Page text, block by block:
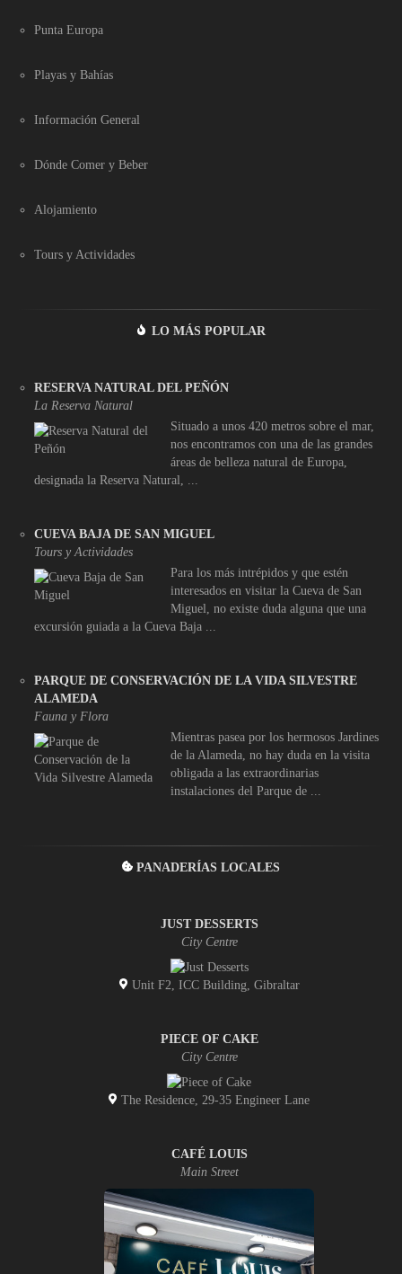
Punta Europa
Playas y Bahías
Información General
Dónde Comer y Beber
Alojamiento
Tours y Actividades
LO MÁS POPULAR
RESERVA NATURAL DEL PEÑÓN
La Reserva Natural
Situado a unos 420 metros sobre el mar,
nos encontramos con una de las grandes
áreas de belleza natural de Europa,
designada la Reserva Natural, ...
CUEVA BAJA DE SAN MIGUEL
Tours y Actividades
Para los más intrépidos y que estén
interesados en visitar la Cueva de San
Miguel, no existe duda alguna que una
excursión guiada a la Cueva Baja ...
PARQUE DE CONSERVACIÓN DE LA VIDA SILVESTRE
ALAMEDA
Fauna y Flora
Mientras pasea por los hermosos Jardines
de la Alameda, no hay duda en la visita
obligada a las extraordinarias
instalaciones del Parque de ...
PANADERÍAS LOCALES
JUST DESSERTS
City Centre
Unit F2, ICC Building, Gibraltar
PIECE OF CAKE
City Centre
The Residence, 29-35 Engineer Lane
CAFÉ LOUIS
Main Street